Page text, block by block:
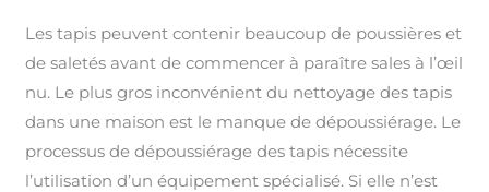
Les tapis peuvent contenir beaucoup de poussières et
de saletés avant de commencer à paraître sales à l’œil
nu. Le plus gros inconvénient du nettoyage des tapis
dans une maison est le manque de dépoussiérage. Le
processus de dépoussiérage des tapis nécessite
l’utilisation d’un équipement spécialisé. Si elle n’est